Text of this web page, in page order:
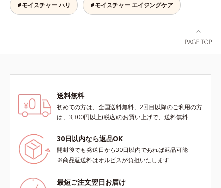
よる透明感のある肌*4 日本化粧品
業界で初めてメラニンの第三のルー
生成する状態
#モイスチャー ハリ #モイスチャー エイジングケア
送料無料
初めての方は、全国送料無料、2回目以降のご利用の方
は、3,300円以上(税込)のお買い上げで、送料無料
30日以内なら返品OK
開封後でも発送日から30日以内であれば返品可能
※商品返送料はオルビスが負担いたします
最短ご注文翌日お届け